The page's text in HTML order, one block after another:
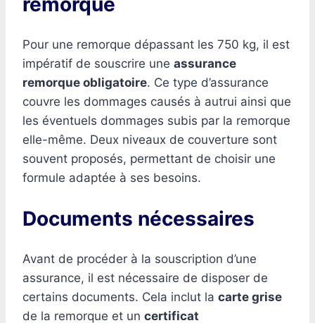
Pour une remorque dépassant les 750 kg, il est
impératif de souscrire une assurance
remorque obligatoire. Ce type d’assurance
couvre les dommages causés à autrui ainsi que
les éventuels dommages subis par la remorque
elle-même. Deux niveaux de couverture sont
souvent proposés, permettant de choisir une
formule adaptée à ses besoins.
Documents nécessaires
Avant de procéder à la souscription d’une
assurance, il est nécessaire de disposer de
certains documents. Cela inclut la carte grise
de la remorque et un certificat